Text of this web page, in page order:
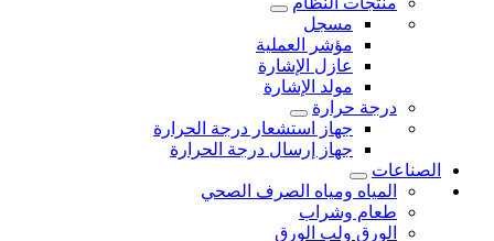
مسجل
مؤشر العملية
عازل الإشارة
مولد الإشارة
درجة حرارة
جهاز استشعار درجة الحرارة
جهاز إرسال درجة الحرارة
الصناعات
المياه ومياه الصرف الصحي
طعام وشراب
الورق ولب الورق